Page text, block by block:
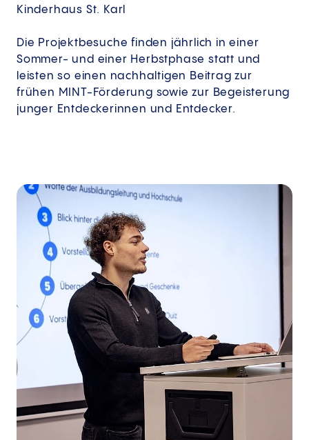
Kinderhaus St. Karl
Die Projektbesuche finden jährlich in einer
Sommer- und einer Herbstphase statt und
leisten so einen nachhaltigen Beitrag zur
frühen MINT-Förderung sowie zur Begeisterung
junger Entdeckerinnen und Entdecker.